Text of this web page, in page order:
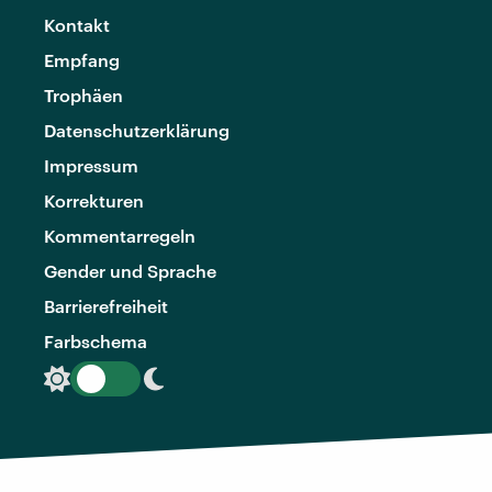
Kontakt
Empfang
Trophäen
Datenschutzerklärung
Impressum
Korrekturen
Kommentarregeln
Gender und Sprache
Barrierefreiheit
Farbschema